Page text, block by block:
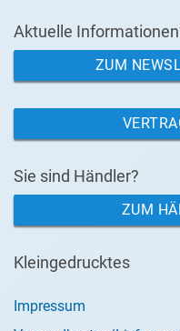
Aktuelle
ZUM
Sie sind Händler?
ZUM
Kleingedrucktes
Impressum